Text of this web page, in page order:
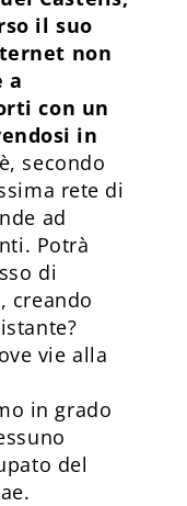
il suo
non
a
con un
in
secondo
rete di
ad
Potrà
di
creando
vie alla
in grado
del